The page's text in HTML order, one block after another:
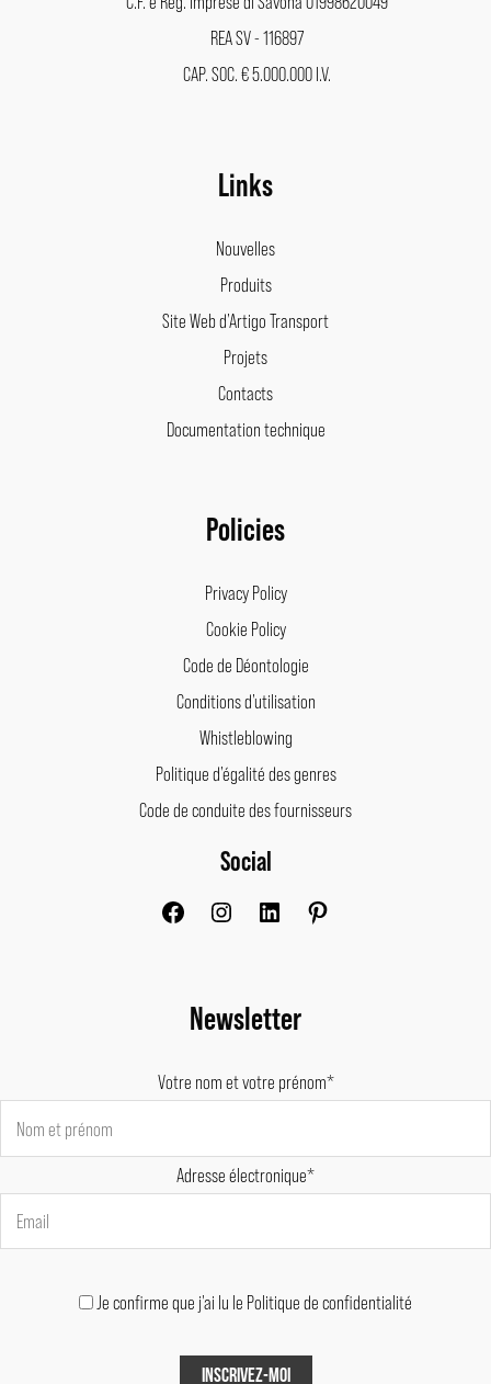
REA SV - 116897
CAP. SOC. € 5.000.000 I.V.
Links
Nouvelles
Produits
Site Web d’Artigo Transport
Projets
Contacts
Documentation technique
Policies
Privacy Policy
Cookie Policy
Code de Déontologie
Conditions d’utilisation
Whistleblowing
Politique d’égalité des genres
Code de conduite des fournisseurs
Social
FacebookInstagram
Newsletter
Votre nom et votre prénom*
Adresse électronique*
Je confirme que j'ai lu le Politique de confidentialité